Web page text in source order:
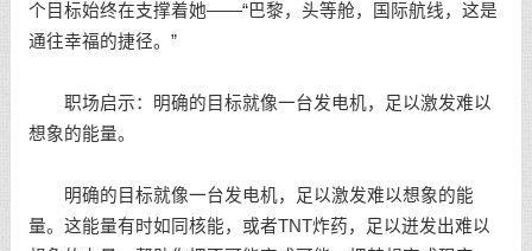
个目标始终在支撑着她——“巴黎，头等舱，国际航线，这是
通往幸福的捷径。”
职场启示：明确的目标就像一台发电机，足以激发难以
想象的能量。
明确的目标就像一台发电机，足以激发难以想象的能
量。这能量有时如同核能，或者TNT炸药，足以迸发出难以